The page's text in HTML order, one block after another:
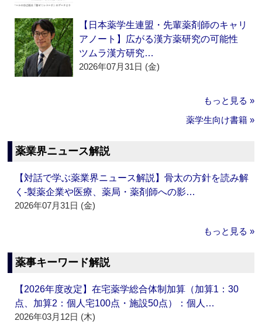
【日本薬学生連盟・先輩薬剤師のキャリ
アノート】広がる漢方薬研究の可能性
ツムラ漢方研究…
2026年07月31日 (金)
もっと見る »
薬学生向け書籍 »
薬業界ニュース解説
【対話で学ぶ薬業界ニュース解説】骨太の方針を読み解
く‐製薬企業や医療、薬局・薬剤師への影…
2026年07月31日 (金)
もっと見る »
薬事キーワード解説
【2026年度改定】在宅薬学総合体制加算（加算1：30
点、加算2：個人宅100点・施設50点）：個人…
2026年03月12日 (木)